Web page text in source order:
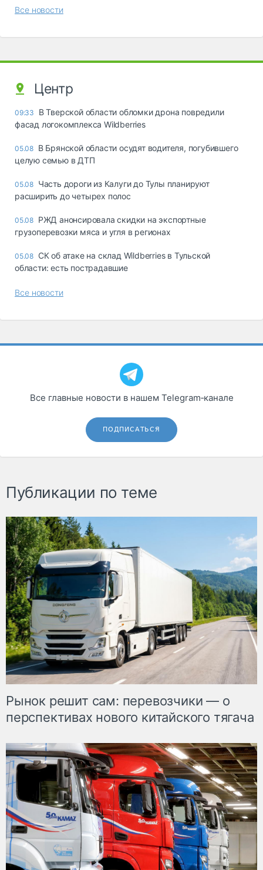
Все новости
Центр
09:33
В Тверской области обломки дрона повредили
фасад логокомплекса Wildberries
05.08 В Брянской области осудят водителя, погубившего
целую семью в ДТП
05.08 Часть дороги из Калуги до Тулы планируют
расширить до четырех полос
05.08 РЖД анонсировала скидки на экспортные
грузоперевозки мяса и угля в регионах
05.08 СК об атаке на склад Wildberries в Тульской
области: есть пострадавшие
Все новости
Все главные новости в нашем Telegram‑канале
ПОДПИСАТЬСЯ
Публикации по теме
Рынок решит сам: перевозчики — о
перспективах нового китайского тягача